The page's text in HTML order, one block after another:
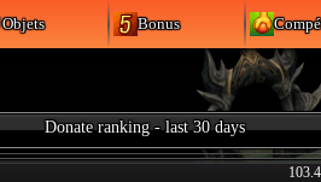
Objets Bonus
Donate ranking - last 30 days